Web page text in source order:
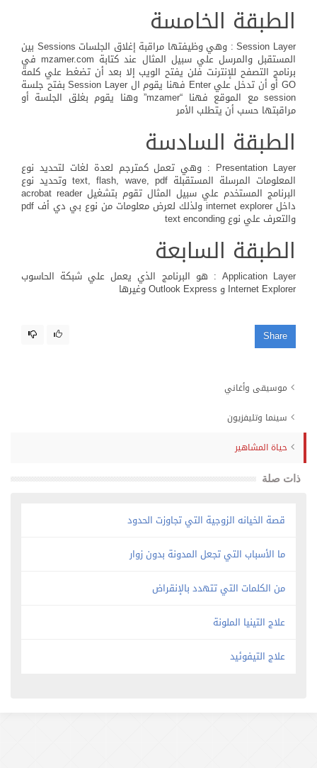
الطبقة الخامسة
Session Layer : وهي وظيفتها مراقبة إغلاق الجلسات Sessions بين
المستقبل والمرسل علي سبيل المثال عند كتابة mzamer.com في
برنامج التصفح للإنترنت فلن يفتح الويب إلا بعد أن تضغط علي كلمة
GO أو أن تدخل علي Enter فهنا يقوم ال Session Layer بفتح جلسة
session مع الموقع فهنا “mzamer” وهنا يقوم بغلق الجلسة أو
مراقبتها حسب أن يتطلب الأمر
الطبقة السادسة
Presentation Layer : وهي تعمل كمترجم لعدة لغات لتحديد نوع
المعلومات المرسلة المستقبلة text, flash, wave, pdf وتحديد نوع
البرنامج المستخدم علي سبيل المثال تقوم بتشغيل acrobat reader
داخل internet explorer ولذلك لعرض معلومات من نوع بي دي أف pdf
والتعرف علي نوع text enconding
الطبقة السابعة
Application Layer : هو البرنامج الذي يعمل علي شبكة الحاسوب
Internet Explorer و Outlook Express وغيرها
Share
موسيقى وأغاني
سينما وتليفزيون
حياة المشاهير
ذات صلة
قصة الخيانه الزوجية التي تجاوزت الحدود
ما الأسباب التي تجعل المدونة بدون زوار
من الكلمات التي تتهدد بالإنقراض
علاج التينيا الملونة
علاج التيفوئيد